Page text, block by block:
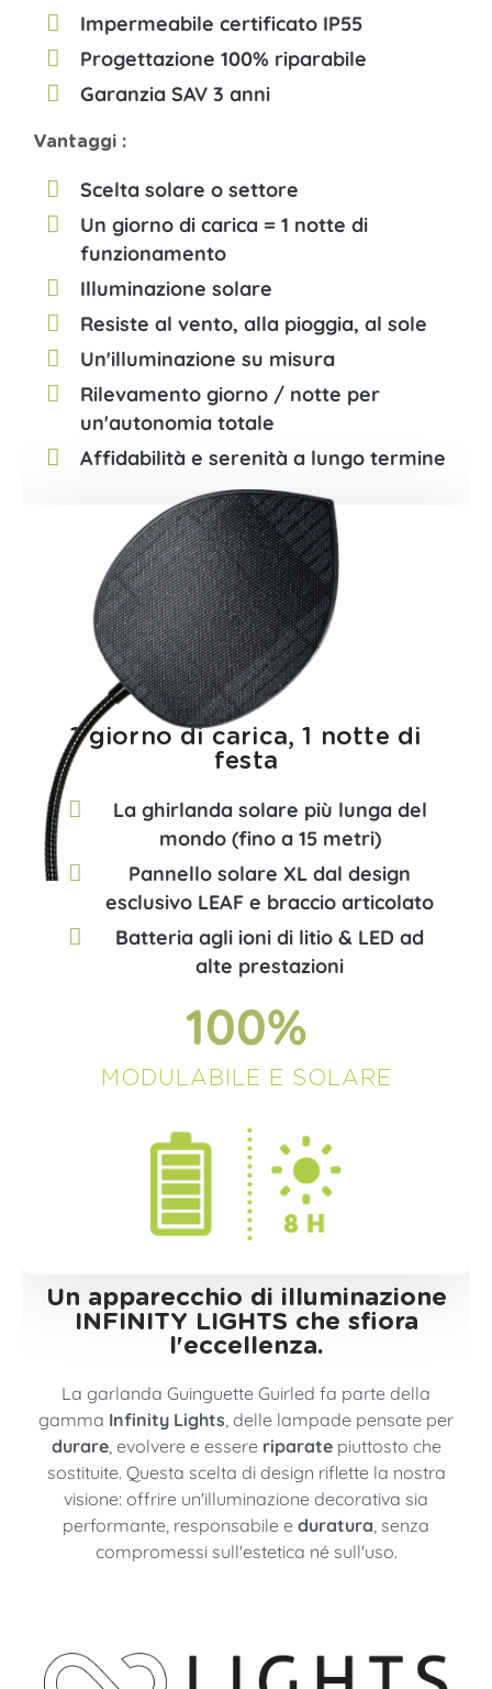
Impermeabile certificato IP55
Progettazione 100% riparabile
Garanzia SAV 3 anni
Vantaggi :
Scelta solare o settore
Un giorno di carica = 1 notte di
funzionamento
Illuminazione solare
Resiste al vento, alla pioggia, al sole
Un'illuminazione su misura
Rilevamento giorno / notte per
un'autonomia totale
Affidabilità e serenità a lungo termine
1 giorno di carica, 1 notte di
festa​
La ghirlanda solare più lunga del
mondo (fino a 15 metri)
Pannello solare XL dal design
esclusivo LEAF e braccio articolato
Batteria agli ioni di litio & LED ad
alte prestazioni
100%
MODULABILE E SOLARE
Un apparecchio di illuminazione
INFINITY LIGHTS che sfiora
l'eccellenza.
La garlanda Guinguette Guirled fa parte della
gamma Infinity Lights, delle lampade pensate per
durare, evolvere e essere riparatepiuttosto che
sostituite. Questa scelta di design riflette la nostra
visione: offrire un'illuminazione decorativa sia
performante, responsabile e duratura, senza
compromessi sull'estetica né sull'uso.